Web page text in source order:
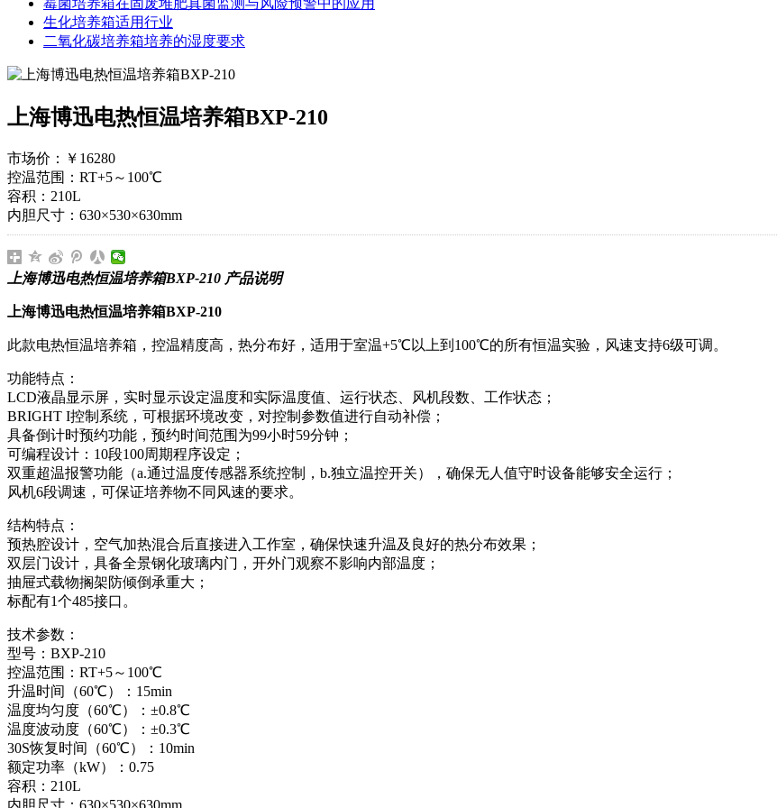
霉菌培养箱在固废堆肥真菌监测与风险预警中的应用
生化培养箱适用行业
二氧化碳培养箱培养的湿度要求
上海博迅电热恒温培养箱BXP-210
市场价：
￥16280
控温范围：RT+5～100℃
容积：210L
内胆尺寸：630×530×630mm
上海博迅电热恒温培养箱BXP-210 产品说明
上海博迅电热恒温培养箱BXP-210
此款电热恒温培养箱，控温精度高，热分布好，适用于室温+5℃以上到100℃的所有恒温实验，风速支持6级可调。
功能特点：
LCD液晶显示屏，实时显示设定温度和实际温度值、运行状态、风机段数、工作状态；
BRIGHT I控制系统，可根据环境改变，对控制参数值进行自动补偿；
具备倒计时预约功能，预约时间范围为99小时59分钟；
可编程设计：10段100周期程序设定；
双重超温报警功能（a.通过温度传感器系统控制，b.独立温控开关），确保无人值守时设备能够安全运行；
风机6段调速，可保证培养物不同风速的要求。
结构特点：
预热腔设计，空气加热混合后直接进入工作室，确保快速升温及良好的热分布效果；
双层门设计，具备全景钢化玻璃内门，开外门观察不影响内部温度；
抽屉式载物搁架防倾倒承重大；
标配有1个485接口。
技术参数：
型号：BXP-210
控温范围：RT+5～100℃
升温时间（60℃）：15min
温度均匀度（60℃）：±0.8℃
温度波动度（60℃）：±0.3℃
30S恢复时间（60℃）：10min
额定功率（kW）：0.75
容积：210L
内胆尺寸：630×530×630mm